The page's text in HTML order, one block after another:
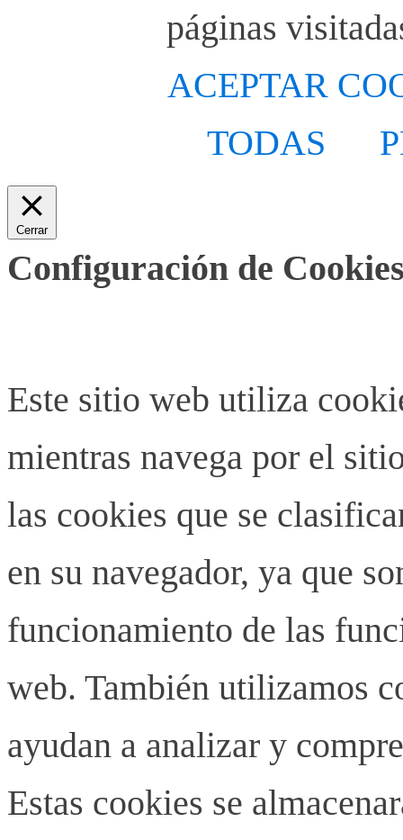
páginas
ACEPTAR
TODAS
Cerrar
Configuración de
Este sitio web utiliza
mientras navega por el
las cookies que se
en su navegador, ya que
funcionamiento de las
web. También utilizamos
ayudan a analizar y
Estas cookies se